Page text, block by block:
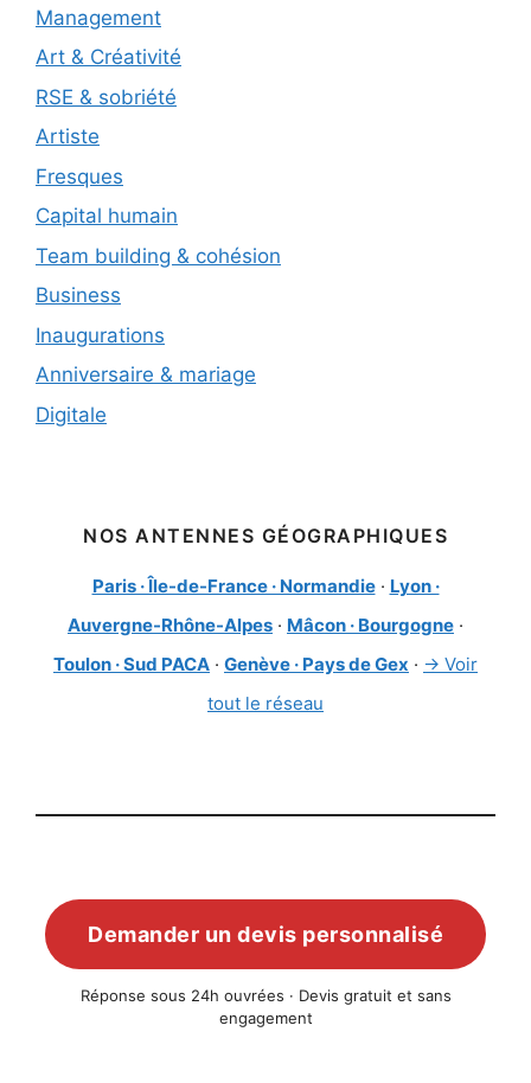
Management
Art & Créativité
RSE & sobriété
Artiste
Fresques
Capital humain
Team building & cohésion
Business
Inaugurations
Anniversaire & mariage
Digitale
NOS ANTENNES GÉOGRAPHIQUES
Paris · Île-de-France · Normandie· Lyon ·
Auvergne-Rhône-Alpes · Mâcon · Bourgogne ·
Toulon · Sud PACA · Genève · Pays de Gex · → Voir
tout le réseau
Demander un devis personnalisé
Réponse sous 24h ouvrées · Devis gratuit et sans
engagement